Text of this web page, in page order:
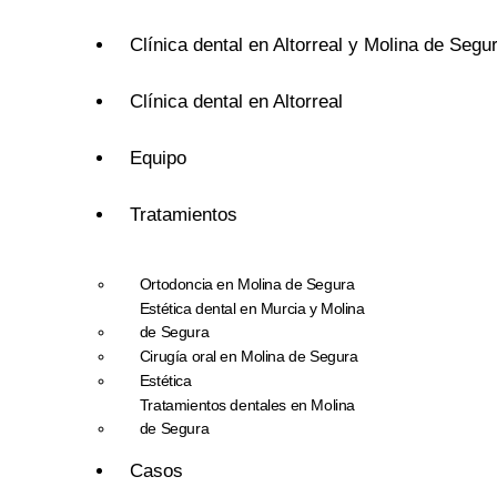
Clínica dental en Altorreal y Molina de
Clínica dental en Altorreal
Equipo
Tratamientos
Ortodoncia en Molina de Segura
Estética dental en Murcia y Molina
de Segura
Cirugía oral en Molina de Segura
Estética
Tratamientos dentales en Molina
de Segura
Casos